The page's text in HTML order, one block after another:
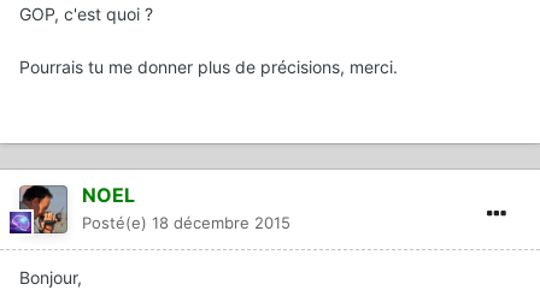
GOP, c'est quoi ?
Pourrais tu me donner plus de précisions, merci.
NOEL
Posté(e) 18 décembre 2015
Bonjour,